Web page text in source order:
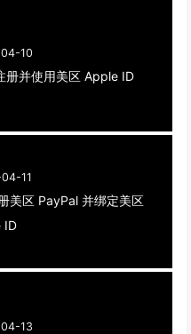
10
并使用美区 Apple ID
11
区 PayPal 并绑定美区
ID
13